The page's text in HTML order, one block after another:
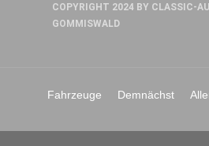
COPYRIGHT 2024 BY CLASSIC-
GOMMISWALD
Fahrzeuge Demnächst